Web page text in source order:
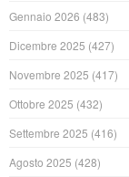
Gennaio 2026 (483)
Dicembre 2025 (427)
Novembre 2025 (417)
Ottobre 2025 (432)
Settembre 2025 (416)
Agosto 2025 (428)